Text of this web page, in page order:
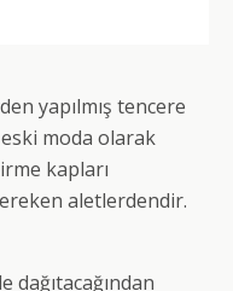
yapılmış tencere
moda olarak
kapları
aletlerdendir.
dağıtacağından